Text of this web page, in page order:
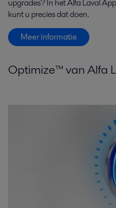
upgrades? In het Alfa Laval
kunt u precies dat doen.
Meer informatie
Optimize™ van Alfa